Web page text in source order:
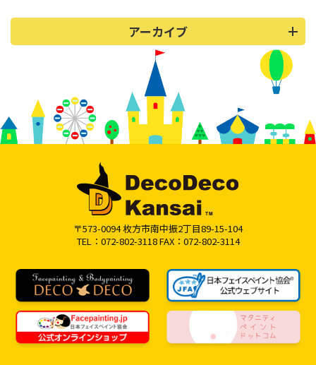
アーカイブ
〒573-0094 枚方市南中振2丁目89-15-104
TEL：072-802-3118 FAX：072-802-3114